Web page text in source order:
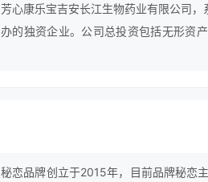
芳心康乐宝吉安长江生物药业有限公司
办的独资企业。公司总投资包括无形资
秘恋品牌创立于2015年，目前品牌秘恋